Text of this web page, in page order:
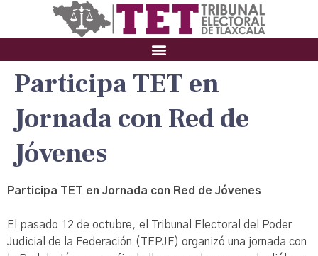
Participa TET en
Jornada con Red de
Jóvenes
Participa TET en Jornada con Red de Jóvenes
El pasado 12 de octubre, el Tribunal Electoral del Poder
Judicial de la Federación (TEPJF) organizó una jornada con